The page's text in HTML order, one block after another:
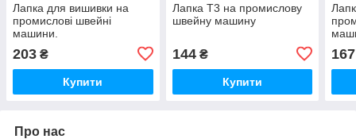
Лапка для вишивки на
промислові швейні
машини.
203 ₴
Купити
Лапка T3 на промислову
швейну машину
144₴
Купити
167
Про нас